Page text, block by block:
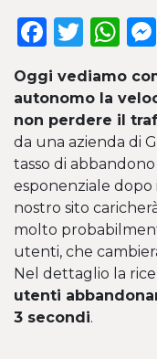
Oggi vediamo
autonomo la
non perdere il
da una azienda di
tasso di
esponenziale dopo
nostro sito
molto
utenti, che
Nel dettaglio la
utenti
3 secondi.